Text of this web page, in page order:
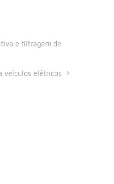
e filtragem de
veículos elétricos